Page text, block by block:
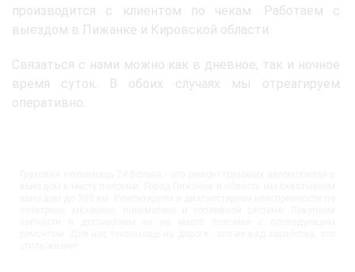
производится с клиентом по чекам. Работаем с
выездом в Пижанке и Кировской области.
Связаться с нами можно как в дневное, так и ночное
время суток. В обоих случаях мы отреагируем
оперативно.